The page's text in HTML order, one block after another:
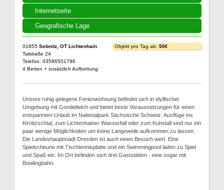
Internetseite
Geografische Lage
01855 Sebnitz, OT Lichtenhain
Talstraße 24
Telefon: 03596501796
4 Betten + zusätzlich Aufbettung
Objekt pro Tag ab: 50€
Unsere ruhig gelegene Ferienwohnung befindet sich in idyllischer
Umgebung mit Gondelteich und bietet beste Voraussetzungen für einen
entspannten Urlaub im Nationalpark Sächsische Schweiz. Ausflüge ins
Kirnitzschtal, zum Lichtenhainer Wasserfall oder zum Kuhstall sind nur ein
paar wenige Möglichkeiten um keine Langeweile aufkommen zu lassen.
Die Landeshauptstadt Dresden ist auch einen Besuch wert. Eine
Spielscheune mit Tischtennisplatte und ein Swimmingpool laden zu Spiel
und Spaß ein. Im Ort befinden sich drei Gaststätten - eine sogar mit
Bowlingbahn.